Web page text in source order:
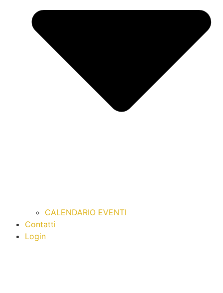
CALENDARIO EVENTI
Contatti
Login